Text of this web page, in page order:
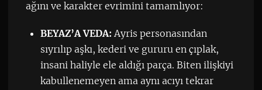
ağını ve karakter evrimini tamamlıyor:
BEYAZ’A VEDA: Ayris personasından
sıyrılıp aşkı, kederi ve gururu en çıplak,
insani haliyle ele aldığı parça. Biten ilişkiyi
kabullenemeyen ama aynı acıyı tekrar